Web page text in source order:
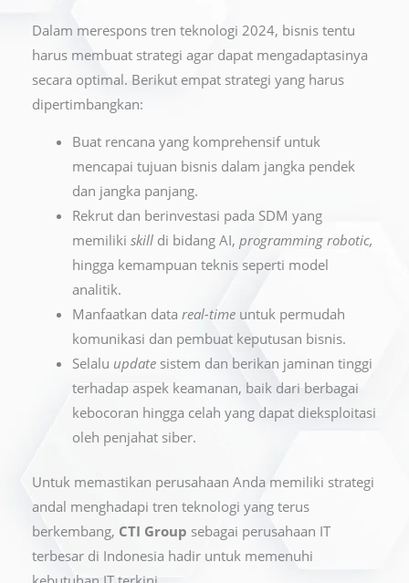
Dalam merespons tren teknologi 2024, bisnis tentu
harus membuat strategi agar dapat mengadaptasinya
secara optimal. Berikut empat strategi yang harus
dipertimbangkan:
Buat rencana yang komprehensif untuk
mencapai tujuan bisnis dalam jangka pendek
dan jangka panjang.
Rekrut dan berinvestasi pada SDM yang
memiliki skill di bidang AI, programming robotic,
hingga kemampuan teknis seperti model
analitik.
Manfaatkan data real-time untuk permudah
komunikasi dan pembuat keputusan bisnis.
Selalu update sistem dan berikan jaminan tinggi
terhadap aspek keamanan, baik dari berbagai
kebocoran hingga celah yang dapat dieksploitasi
oleh penjahat siber.
Untuk memastikan perusahaan Anda memiliki strategi
andal menghadapi tren teknologi yang terus
berkembang, CTI Group sebagai perusahaan IT
terbesar di Indonesia hadir untuk memenuhi